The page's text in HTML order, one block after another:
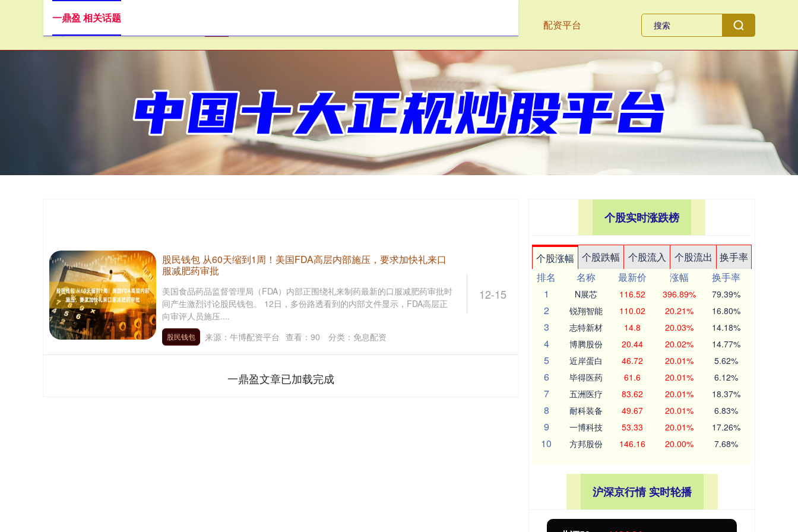
配资平台
一鼎盈 相关话题
12-15
股民钱包 从60天缩到1周！美国FDA高层内部施压，要求加快礼来口
服减肥药审批
美国食品药品监督管理局（FDA）内部正围绕礼来制药最新的口服减肥药审批时
间产生激烈讨论股民钱包。 12日，多份路透看到的内部文件显示，FDA高层正
向审评人员施压....
股民钱包 来源：牛博配资平台 查看： 90 分类： 免息配资
一鼎盈文章已加载完成
个股实时涨跌榜
个股涨幅 个股跌幅 个股流入 个股流出
换手率
排名
名称 最新价 涨幅
换手率
1
N展芯 116.52 396.89% 79.39%
2 锐翔智能 110.02 20.21% 16.80%
3 志特新材 14.8 20.03% 14.18%
4 博腾股份 20.44 20.02% 14.77%
5 近岸蛋白 46.72 20.01% 5.62%
6 毕得医药 61.6 20.01% 6.12%
7 五洲医疗 83.62 20.01% 18.37%
8 耐科装备 49.67 20.01% 6.83%
9 一博科技 53.33 20.01% 17.26%
10 方邦股份 146.16 20.00% 7.68%
沪深京行情 实时轮播